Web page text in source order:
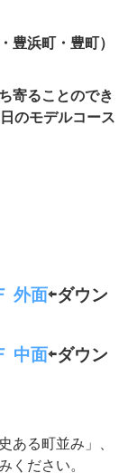
豊浜町・豊町）
寄ることのでき
のモデルコース
外面⇦ダウン
中面⇦ダウン
ある町並み」、
ください。